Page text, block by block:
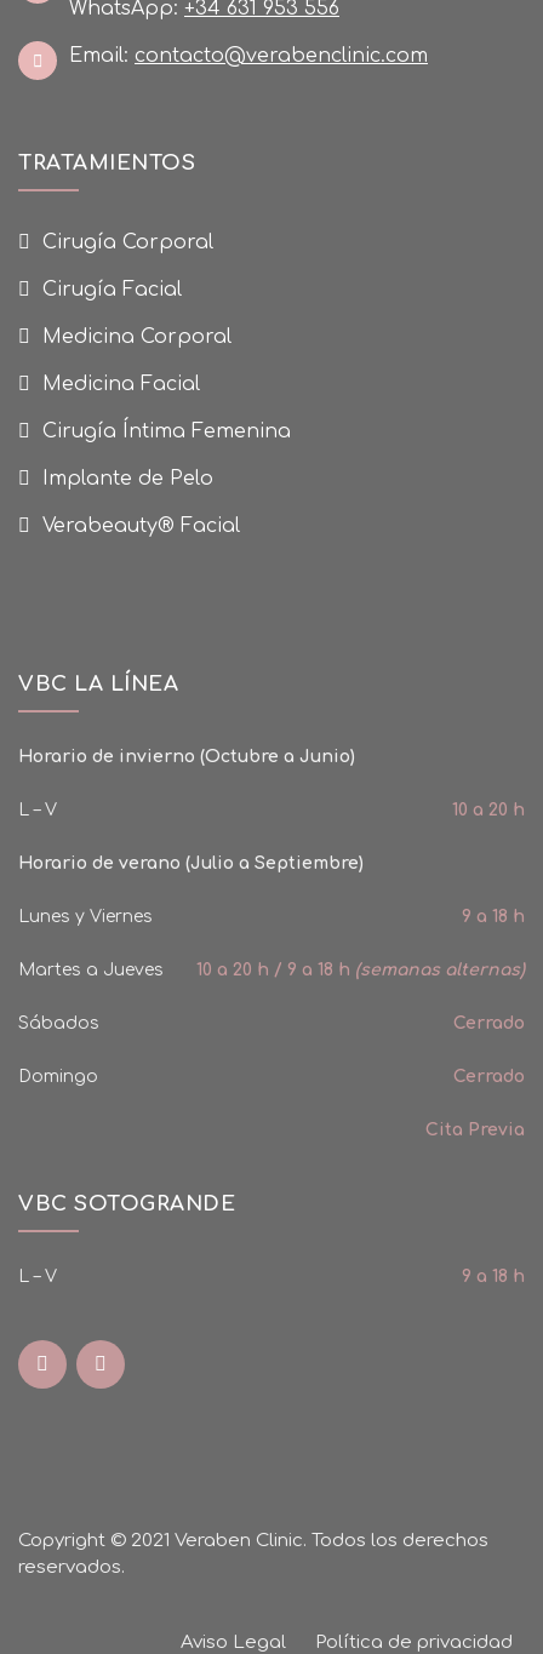
WhatsApp: +34 631 953 556
Email: contacto@verabenclinic.com
TRATAMIENTOS
Cirugía Corporal
Cirugía Facial
Medicina Corporal
Medicina Facial
Cirugía Íntima Femenina
Implante de Pelo
Verabeauty® Facial
VBC LA LÍNEA
Horario de invierno (Octubre a Junio)
L – V 10 a 20 h
Horario de verano (Julio a Septiembre)
Lunes y Viernes 9 a 18 h
Martes a Jueves 10 a 20 h / 9 a 18 h (semanas alternas)
Sábados Cerrado
Domingo Cerrado
Cita Previa
VBC SOTOGRANDE
L – V 9 a 18 h
Copyright © 2021 Veraben Clinic. Todos los derechos
reservados.
Aviso Legal
Política de privacidad